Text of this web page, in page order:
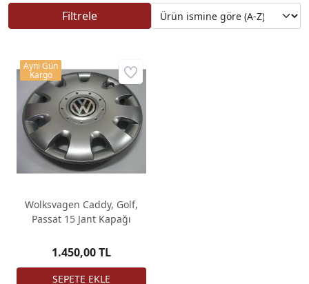
Filtrele
Wolksvagen Caddy, Golf,
Passat 15 Jant Kapağı
1.450,00 TL
Aynı Gün
Kargo